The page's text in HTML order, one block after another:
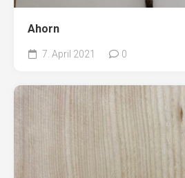
Ahorn
7. April 2021 0